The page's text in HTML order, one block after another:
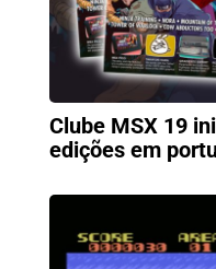
Clube MSX 19
edições em